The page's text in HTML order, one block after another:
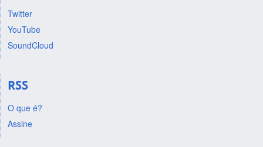
Twitter
YouTube
SoundCloud
RSS
O que é?
Assine